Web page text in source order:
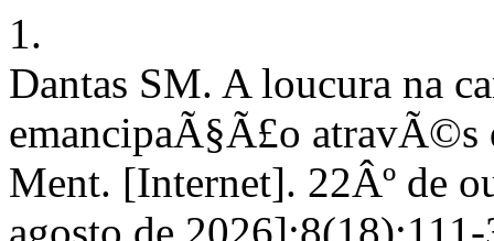
1.
Dantas SM. A loucura na
emancipaÃ§Ã£o atravÃ©s
Ment. [Internet]. 22Âº de